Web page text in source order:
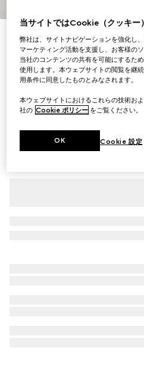
〔ジャッキー スリム〕ミディ
￥341,000
（税込）
バリエーション ライトピンクレザー
当サイトではCookie（クッキー
弊社は、サイトナビゲーションを強化し
マーケティング活動を支援し、お客様の
当社のコンテンツの共有を可能にするた
使用します。本ウェブサイトの閲覧を継
用条件に同意したものとみなされます。
本ウェブサイトにおけるこれらの技術お
社の Cookie ポリシー をご覧ください。
Cookie 設定
OK